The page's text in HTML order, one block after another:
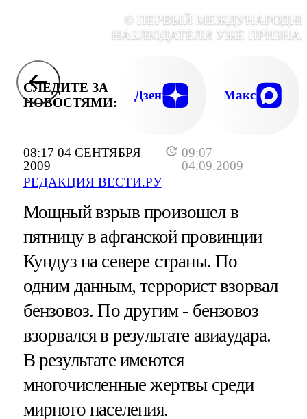
08:17 04 СЕНТЯБРЯ
2009
09:07
04.09.2009
РЕДАКЦИЯ ВЕСТИ.РУ
© ПЕРВЫЙ
НАБЛЮДАТЕЛИ УЖЕ
ИЗБИРКОМОВ В ДЕНЬ
СЛЕДИТЕ ЗА
НОВОСТЯМИ:
Дзен Макс
Мощный взрыв произошел в
пятницу в афганской провинции
Кундуз на севере страны. По
одним данным, террорист взорвал
бензовоз. По другим - бензовоз
взорвался в результате авиаудара.
В результате имеются
многочисленные жертвы среди
мирного населения.